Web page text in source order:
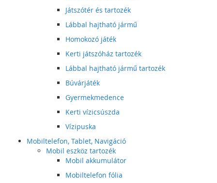
Játszótér és tartozék
Lábbal hajtható jármű
Homokozó játék
Kerti játszóház tartozék
Lábbal hajtható jármű tartozék
Búvárjáték
Gyermekmedence
Kerti vízicsúszda
Vízipuska
Mobiltelefon, Tablet, Navigáció
Mobil eszköz tartozék
Mobil akkumulátor
Mobiltelefon fólia